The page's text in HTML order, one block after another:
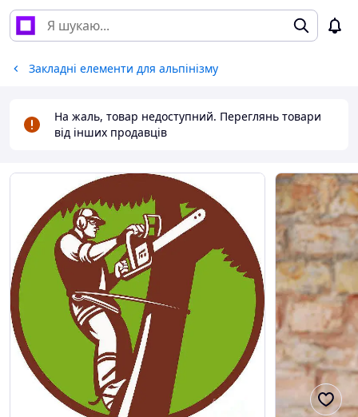
Закладні елементи для альпінізму
На жаль, товар недоступний. Переглянь товари
від інших продавців